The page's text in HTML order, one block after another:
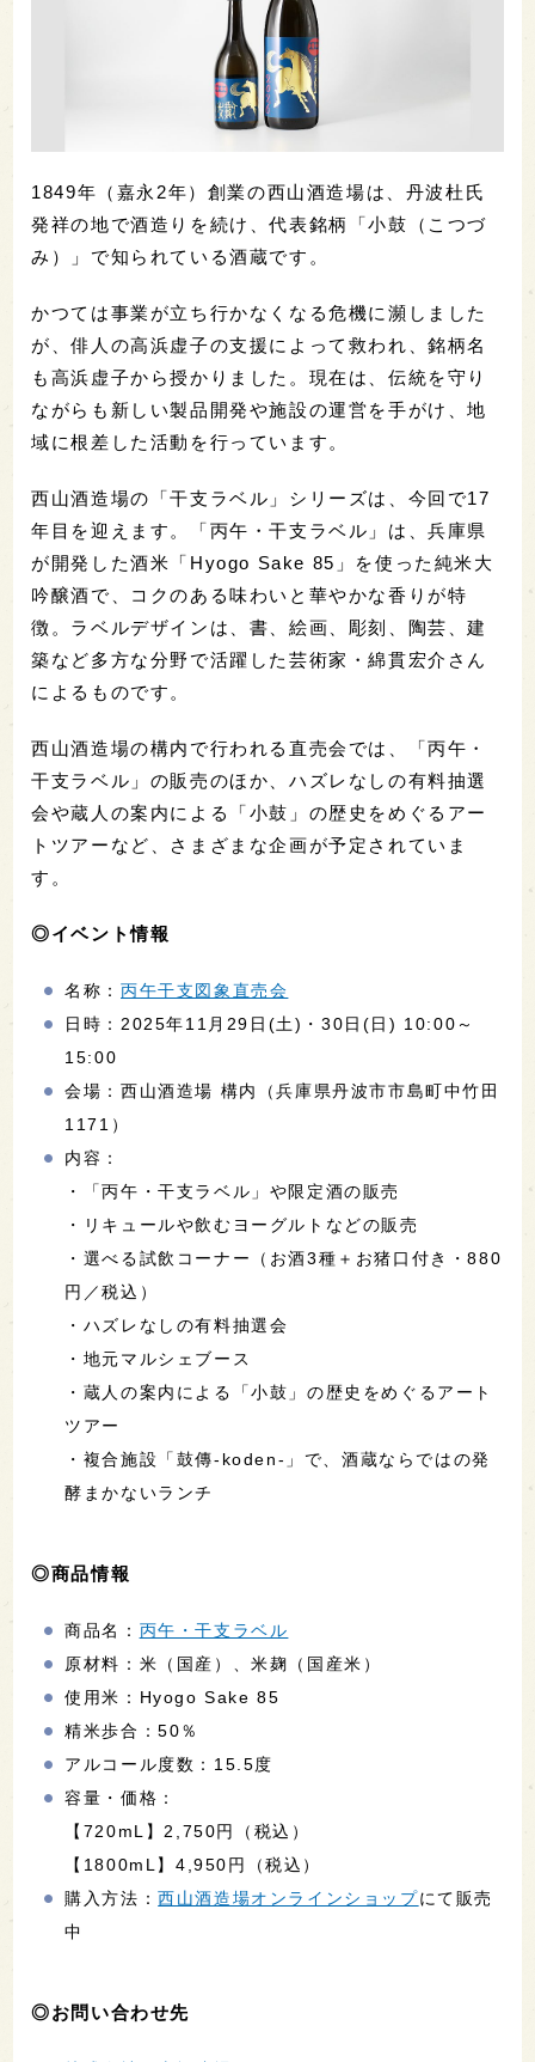
1849年（嘉永2年）創業の西山酒造場は、丹波杜氏
発祥の地で酒造りを続け、代表銘柄「小鼓（こつづ
み）」で知られている酒蔵です。
かつては事業が立ち行かなくなる危機に瀕しました
が、俳人の高浜虚子の支援によって救われ、銘柄名
も高浜虚子から授かりました。現在は、伝統を守り
ながらも新しい製品開発や施設の運営を手がけ、地
域に根差した活動を行っています。
西山酒造場の「干支ラベル」シリーズは、今回で17
年目を迎えます。「丙午・干支ラベル」は、兵庫県
が開発した酒米「Hyogo Sake 85」を使った純米大
吟醸酒で、コクのある味わいと華やかな香りが特
徴。ラベルデザインは、書、絵画、彫刻、陶芸、建
築など多方な分野で活躍した芸術家・綿貫宏介さん
によるものです。
西山酒造場の構内で行われる直売会では、「丙午・
干支ラベル」の販売のほか、ハズレなしの有料抽選
会や蔵人の案内による「小鼓」の歴史をめぐるアー
トツアーなど、さまざまな企画が予定されていま
す。
◎イベント情報
名称：丙午干支図象直売会
日時：2025年11月29日(土)・30日(日) 10:00～
15:00
会場：西山酒造場 構内（兵庫県丹波市市島町中竹田
1171）
内容：
・「丙午・干支ラベル」や限定酒の販売
・リキュールや飲むヨーグルトなどの販売
・選べる試飲コーナー（お酒3種＋お猪口付き・880
円／税込）
・ハズレなしの有料抽選会
・地元マルシェブース
・蔵人の案内による「小鼓」の歴史をめぐるアート
ツアー
・複合施設「鼓傳-koden-」で、酒蔵ならではの発
酵まかないランチ
◎商品情報
商品名： 丙午・干支ラベル
原材料：米（国産）、米麹（国産米）
使用米：Hyogo Sake 85
精米歩合：50％
アルコール度数：15.5度
容量・価格：
【720mL】2,750円（税込）
【1800mL】4,950円（税込）
購入方法：西山酒造場オンラインショップにて販売
中
◎お問い合わせ先